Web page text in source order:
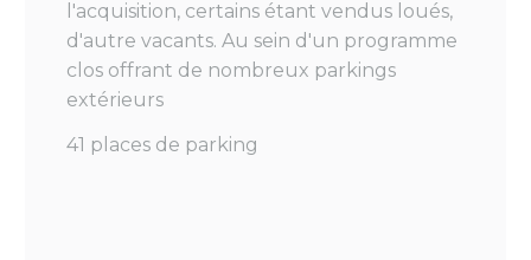
l'acquisition, certains étant vendus loués,
d'autre vacants. Au sein d'un programme
clos offrant de nombreux parkings
extérieurs
41 places de parking